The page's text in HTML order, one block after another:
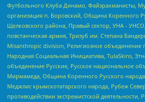
Футбольного Клуба Динамо, Файзрахманисты,
организация п. Боровский, Община Коренного
Щелковского района, Правый сектор, УНА -
повстанческая армия, Тризуб им. Степана
Misanthropic division, Религиозное объединение
Народная Социальная Инициатива, TulaSkins,
объединение Русские, Русское национальное
Мирмамеда, Община Коренного Русского
Меджлис крымскотатарского народа, Рубеж
противодействии экстремистской